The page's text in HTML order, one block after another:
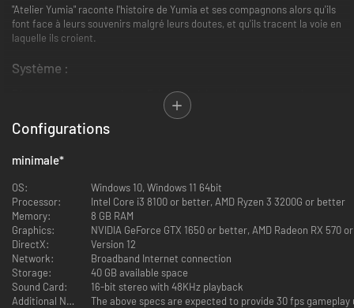
"Atelier Yumia" raconte l'histoire de Yumia et ses compagnons alors qu'ils
font face à leurs souvenirs malgré leurs doutes, et qu'ils tracent la voie en
laquelle ils croient.
Système :
Faites l'expérience de toutes ces choses
lors de votre voyage avec vos amis.
- Parcourez librement le vaste terrain dans n'importe
multitude d'objets et d'actions pour se forger un chemin.
Configurations
minimale*
OS:
Windows 10, Windows 11 64bit
Processor:
Intel Core i3 8100 or better, AMD Ryzen 3 3200G or better
Memory:
8 GB RAM
Graphics:
NVIDIA GeForce GTX 1650 or better, AMD Radeon RX 570
DirectX:
Version 12
Network:
Broadband Internet connection
Storage:
40 GB available space
Sound Card:
16-bit stereo with 48KHz playback
Additional Notes:
The above specs are expected to provide 30 fps